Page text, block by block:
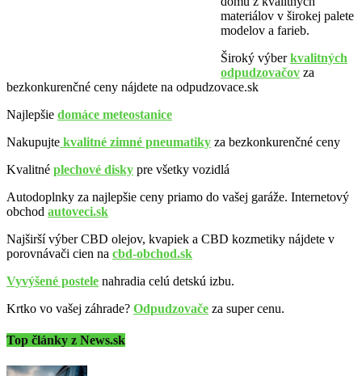
materiálov v širokej palete
modelov a farieb.
Široký výberkvalitných
odpudzovačov za
bezkonkurenčné ceny nájdete na odpudzovace.sk
Najlepšie domáce meteostanice
Nakupujte kvalitné zimné pneumatiky za bezkonkurenčné ceny
Kvalitné plechové disky pre všetky vozidlá
Autodoplnky za najlepšie ceny priamo do vašej garáže. Internetový
obchod autoveci.sk
Najširší výber CBD olejov, kvapiek a CBD kozmetiky nájdete v
porovnávači cien na cbd-obchod.sk
Vyvýšené postele nahradia celú detskú izbu.
Krtko vo vašej záhrade? Odpudzovače za super cenu.
Top články z News.sk